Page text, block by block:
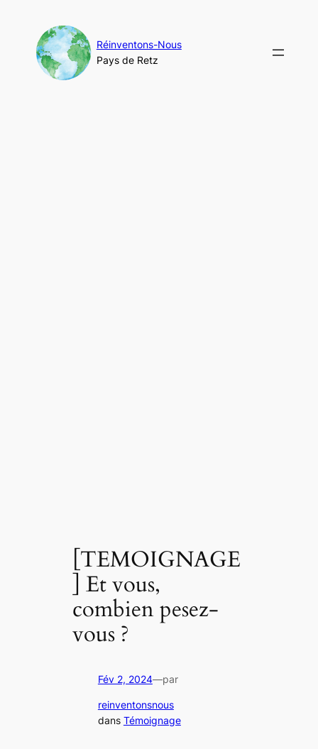
contenu
Réinventons-Nous
Pays de Retz
[TEMOIGNAGE
] Et vous,
combien pesez-
vous ?
Fév 2, 2024—par
reinventonsnous
dans Témoignage